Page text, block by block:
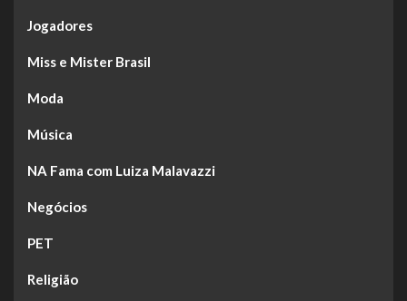
Jogadores
Miss e Mister Brasil
Moda
Música
NA Fama com Luiza Malavazzi
Negócios
PET
Religião